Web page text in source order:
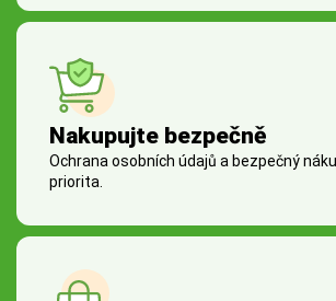
Nakupujte bezpečně
Ochrana osobních údajů a bezpečný
priorita.